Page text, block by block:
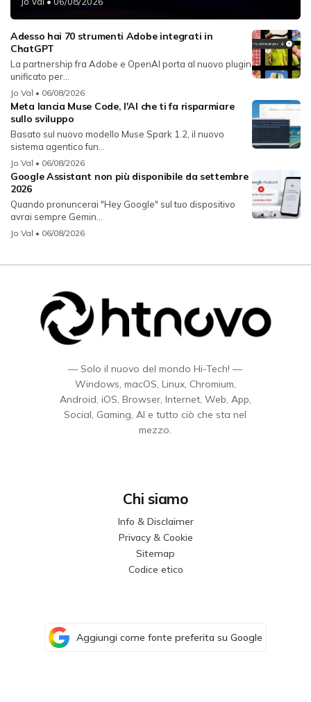
Adesso hai 70 strumenti Adobe integrati in
ChatGPT
La partnership fra Adobe e OpenAI porta al nuovo plugin
unificato per...
Jo Val • 06/08/2026
Meta lancia Muse Code, l'AI che ti fa risparmiare
sullo sviluppo
Basato sul nuovo modello Muse Spark 1.2, il nuovo
sistema agentico fun...
Jo Val • 06/08/2026
Google Assistant non più disponibile da settembre
2026
Quando pronuncerai "Hey Google" sul tuo dispositivo
avrai sempre Gemin...
Jo Val • 06/08/2026
— Solo il nuovo del mondo Hi-Tech! —
Windows, macOS, Linux, Chromium,
Android, iOS, Browser, Internet, Web, App,
Social, Gaming, AI e tutto ciò che sta nel
mezzo.
Chi siamo
Info & Disclaimer
Privacy & Cookie
Sitemap
Codice etico
Aggiungi come fonte preferita su Google